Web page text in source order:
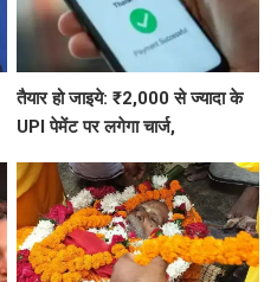
तैयार हो जाइये: ₹2,000 से ज्यादा के
UPI पेमेंट पर लगेगा चार्ज,